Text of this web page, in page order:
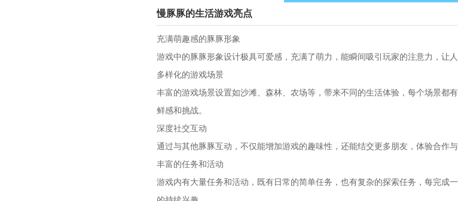
慢豚豚的生活游戏亮点
充满萌趣感的豚豚形象
游戏中的豚豚形象设计极具可爱感，充满了萌力，能瞬间吸引玩家的注意力，让人
多样化的游戏场景
丰富的游戏场景设置如沙滩、森林、农场等，带来不同的生活体验，每个场景都
鲜感和挑战。
深度社交互动
通过与其他豚豚互动，不仅能增加游戏的趣味性，还能结交更多朋友，体验合作与
丰富的任务和活动
游戏内有大量任务和活动，既有日常的简单任务，也有复杂的探索任务，每完成